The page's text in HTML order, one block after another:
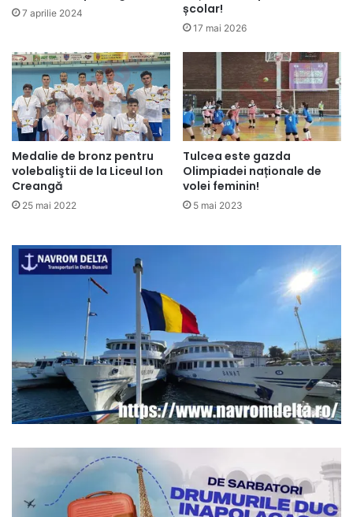
7 aprilie 2024
școlar!
17 mai 2026
Medalie de bronz pentru
volebaliştii de la Liceul Ion
Creangă
25 mai 2022
Tulcea este gazda
Olimpiadei naționale de
volei feminin!
5 mai 2023